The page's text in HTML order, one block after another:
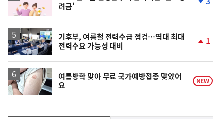
려금'
하
기후부, 여름철 전력수급 점검…역대 최대
전력수요 가능성 대비
상
승
1
여름방학 맞아 무료 국가예방접종 맞았어
요
NEW